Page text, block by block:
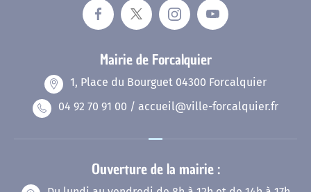
Mairie de Forcalquier
1, Place du Bourguet 04300 Forcalquier
04 92 70 91 00 / accueil@ville-forcalquier.fr
Ouverture de la mairie :